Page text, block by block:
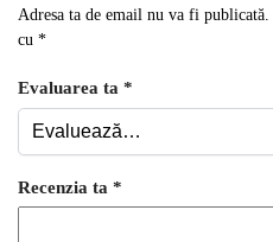
Adresa ta de email nu va fi publicată.
cu *
Evaluarea ta *
Recenzia ta *